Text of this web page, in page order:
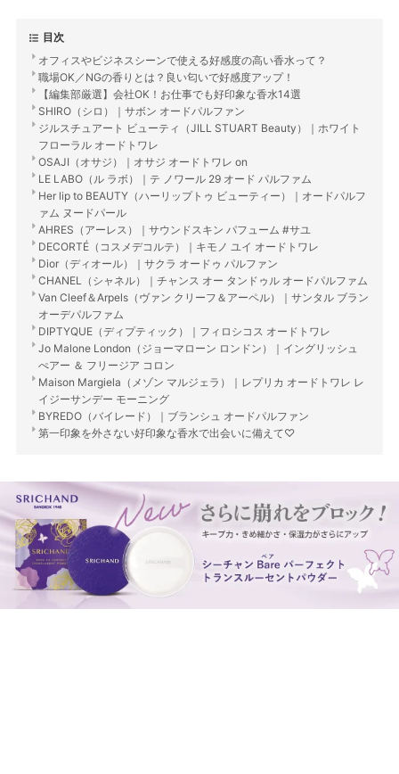
目次
オフィスやビジネスシーンで使える好感度の高い香水って？
職場OK／NGの香りとは？良い匂いで好感度アップ！
【編集部厳選】会社OK！お仕事でも好印象な香水14選
SHIRO（シロ）｜サボン オードパルファン
ジルスチュアート ビューティ（JILL STUART Beauty）｜ホワイト
フローラル オードトワレ
OSAJI（オサジ）｜オサジ オードトワレ on
LE LABO（ル ラボ）｜テ ノワール 29 オード パルファム
Her lip to BEAUTY（ハーリップトゥ ビューティー）｜オードパルフ
ァム ヌードパール
AHRES（アーレス）｜サウンドスキン パフューム #サユ
DECORTÉ（コスメデコルテ）｜キモノ ユイ オードトワレ
Dior（ディオール）｜サクラ オードゥ パルファン
CHANEL（シャネル）｜チャンス オー タンドゥル オードパルファム
Van Cleef＆Arpels（ヴァン クリーフ＆アーペル）｜サンタル ブラン
オーデパルファム
DIPTYQUE（ディプティック）｜フィロシコス オードトワレ
Jo Malone London（ジョーマローン ロンドン）｜イングリッシュ
ぺアー ＆ フリージア コロン
Maison Margiela（メゾン マルジェラ）｜レプリカ オードトワレ レ
イジーサンデー モーニング
BYREDO（バイレード）｜ブランシュ オードパルファン
第一印象を外さない好印象な香水で出会いに備えて♡